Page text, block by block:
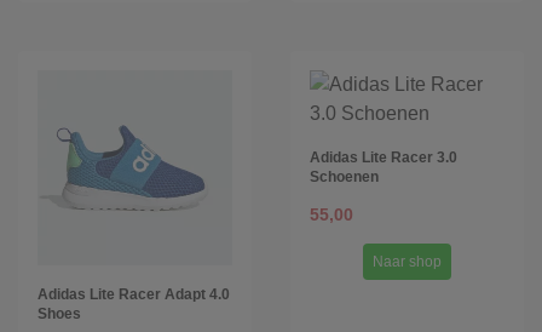
Adidas Lite Racer Adapt 4.0
Shoes
Adidas Lite Racer 3.0
Schoenen
55,00
Naar shop